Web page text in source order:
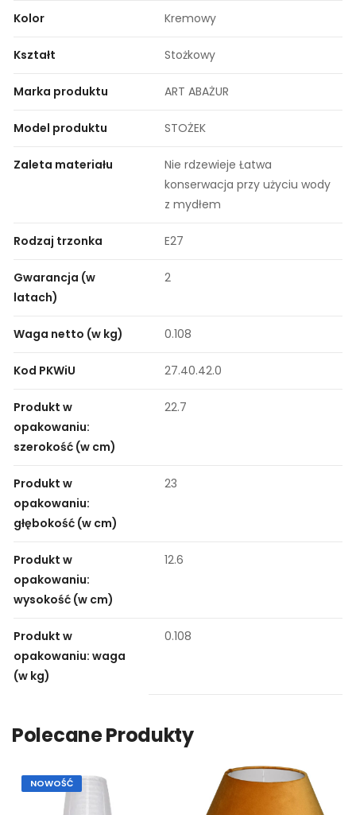
Kolor Kremowy
Kształt Stożkowy
Marka produktu ART ABAŻUR
Model produktu STOŻEK
Zaleta materiału
Nie rdzewieje Łatwa
konserwacja przy użyciu wody
z mydłem
Rodzaj trzonka E27
Gwarancja (w
latach)
2
Waga netto (w kg) 0.108
Kod PKWiU 27.40.42.0
Produkt w
opakowaniu:
szerokość (w cm)
22.7
Produkt w
opakowaniu:
głębokość (w cm)
23
Produkt w
opakowaniu:
wysokość (w cm)
12.6
Produkt w
opakowaniu: waga
(w kg)
0.108
Polecane Produkty
NOWOŚĆ